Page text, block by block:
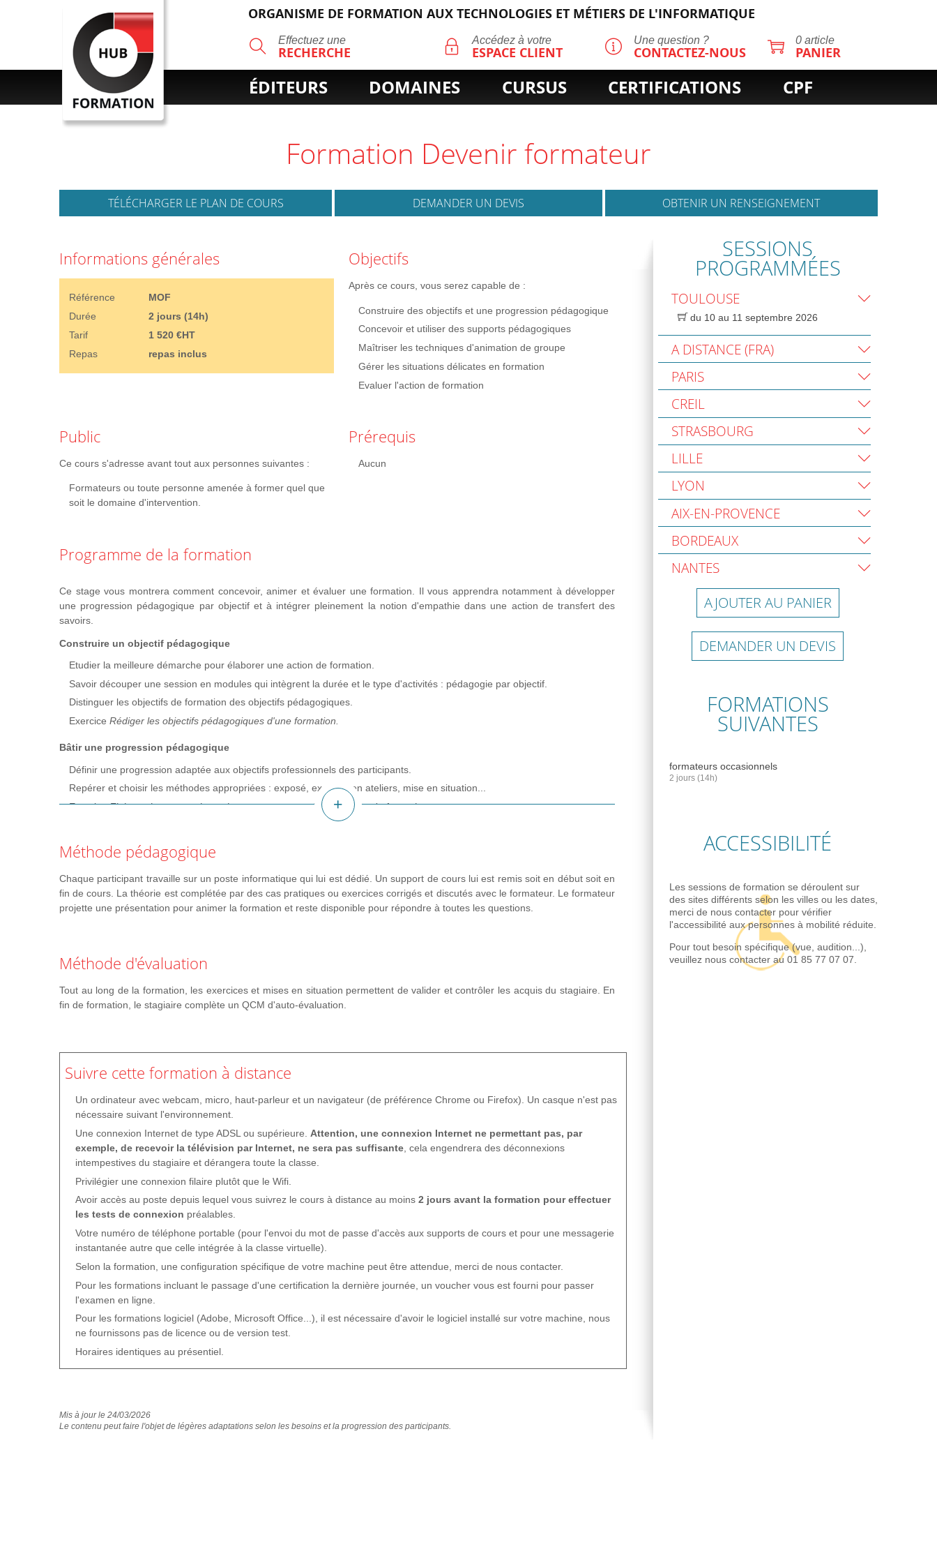
ORGANISME DE FORMATION AUX TECHNOLOGIES ET MÉTIERS DE L'INFORMATIQUE
Effectuez une
RECHERCHE
RECHERCHE Accédez à votre
ESPACE CLIENT
Une question ?
CONTACTEZ-NOUS
0 article
PANIER
ÉDITEURS DOMAINES CURSUS CERTIFICATIONS CPF
Formation Devenir formateur
TÉLÉCHARGER LE PLAN DE COURS DEMANDER UN DEVIS OBTENIR UN RENSEIGNEMENT
Informations générales
Référence
MOF
Durée
2 jours (14h)
Tarif
1 520 €HT
Repas
repas inclus
Objectifs
Après ce cours, vous serez capable de :
Construire des objectifs et une progression pédagogique
Concevoir et utiliser des supports pédagogiques
Maîtriser les techniques d'animation de groupe
Gérer les situations délicates en formation
Evaluer l'action de formation
Public
Ce cours s'adresse avant tout aux personnes suivantes :
Formateurs ou toute personne amenée à former quel que
soit le domaine d'intervention.
Prérequis
Aucun
Programme de la formation
Ce stage vous montrera comment concevoir, animer et évaluer une formation. Il vous apprendra notamment à développer
une progression pédagogique par objectif et à intégrer pleinement la notion d'empathie dans une action de transfert des
savoirs.
Construire un objectif pédagogique
Etudier la meilleure démarche pour élaborer une action de formation.
Savoir découper une session en modules qui intègrent la durée et le type d'activités : pédagogie par objectif.
Distinguer les objectifs de formation des objectifs pédagogiques.
ExerciceRédiger les objectifs pédagogiques d'une formation.
Bâtir une progression pédagogique
Définir une progression adaptée aux objectifs professionnels des participants.
Repérer et choisir les méthodes appropriées : exposé, exercice en ateliers, mise en situation...
ExerciceElaborer la progression et les supports types d'une séance de formation.
Construire un exposé : plan, contenu, forme.
Comprendre l'importance de la communication non verbale et para-verbale.
Mise en situation: préparer un exposé et l'anime.
Endosser les différents "rôles" du formateur.
Sonder les besoins en formation de son public.
Faire connaissance avec le groupe.
Savoir écouter et faire preuve d'empathie.
Apprendre à reformuler et faire reformuler pour vérifier le degré de progression.
Gérer les situations délicates : conflits entre participants ou avec le formateur.
Mise en situation : la gestion de la dynamique de groupe en séance de formation.
Utiliser les aides pédagogiques
Choisir des supports pédagogiques utiles pendant et après le stage.
Exercice
Concevoir et mettre en œuvre des supports pédagogiques.
S'approprier les techniques d'évaluation
Distinguer les notions de satisfaction et d'efficacité d'une formation.
Elaborer un bilan du formateur : points incontournables et dimension éthique.
ExerciceCréer un questionnaire d'évaluation
Méthode pédagogique
Chaque participant travaille sur un poste informatique qui lui est dédié. Un support de cours lui est remis soit en début soit en
fin de cours. La théorie est complétée par des cas pratiques ou exercices corrigés et discutés avec le formateur. Le formateur
projette une présentation pour animer la formation et reste disponible pour répondre à toutes les questions.
Méthode d'évaluation
Tout au long de la formation, les exercices et mises en situation permettent de valider et contrôler les acquis du stagiaire. En
fin de formation, le stagiaire complète un QCM d'auto-évaluation.
Suivre cette formation à distance
Un ordinateur avec webcam, micro, haut-parleur et un navigateur (de préférence Chrome ou Firefox). Un casque n'est pas
nécessaire suivant l'environnement.
Une connexion Internet de type ADSL ou supérieure. Attention, une connexion Internet ne permettant pas, par
exemple, de recevoir la télévision par Internet, ne sera pas suffisante, cela engendrera des déconnexions
intempestives du stagiaire et dérangera toute la classe.
Privilégier une connexion filaire plutôt que le Wifi.
Avoir accès au poste depuis lequel vous suivrez le cours à distance au moins 2 jours avant la formation pour effectuer
les tests de connexion préalables.
Votre numéro de téléphone portable (pour l'envoi du mot de passe d'accès aux supports de cours et pour une messagerie
instantanée autre que celle intégrée à la classe virtuelle).
Selon la formation, une configuration spécifique de votre machine peut être attendue, merci de nous contacter.
Pour les formations incluant le passage d'une certification la dernière journée, un voucher vous est fourni pour passer
l'examen en ligne.
Pour les formations logiciel (Adobe, Microsoft Office...), il est nécessaire d'avoir le logiciel installé sur votre machine, nous
ne fournissons pas de licence ou de version test.
Horaires identiques au présentiel.
Mis à jour le 24/03/2026
Le contenu peut faire l'objet de légères adaptations selon les besoins et la progression des participants.
SESSIONS
PROGRAMMÉES
TOULOUSE
du 10 au 11 septembre 2026
A DISTANCE (FRA)
PARIS
CREIL
STRASBOURG
LILLE
LYON
AIX-EN-PROVENCE
BORDEAUX
NANTES
AJOUTER AU PANIER
DEMANDER UN DEVIS
FORMATIONS
SUIVANTES
formateurs occasionnels
2 jours (14h)
ACCESSIBILITÉ
Les sessions de formation se déroulent sur
des sites différents selon les villes ou les dates,
merci de nous contacter pour vérifier
l'accessibilité aux personnes à mobilité réduite.
Pour tout besoin spécifique (vue, audition...),
veuillez nous contacter au 01 85 77 07 07.